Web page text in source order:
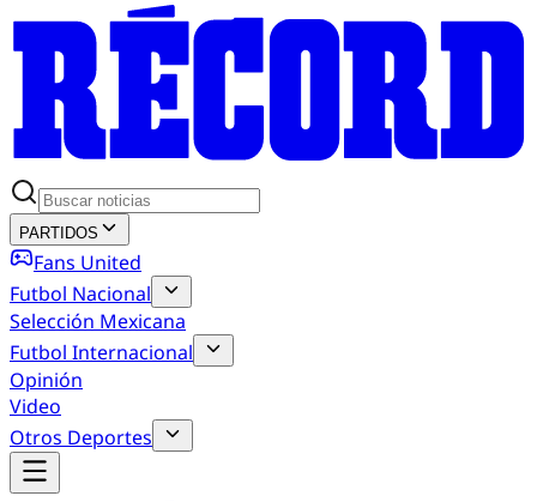
PARTIDOS
Fans United
Futbol Nacional
Selección Mexicana
Futbol Internacional
Opinión
Video
Otros Deportes